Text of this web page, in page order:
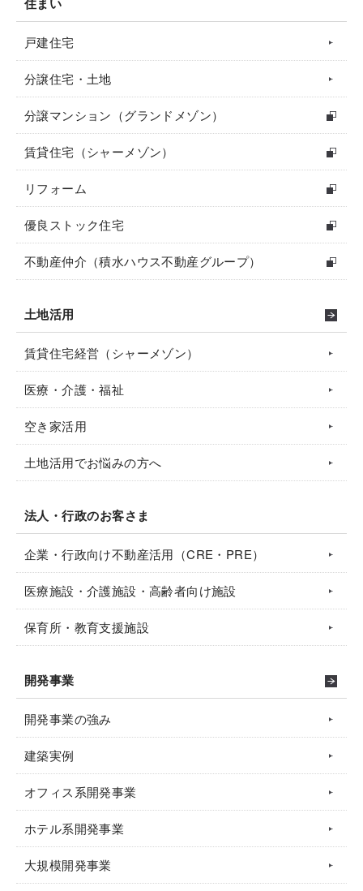
戸建住宅
分譲住宅・土地
分譲マンション（グランドメゾン）
賃貸住宅（シャーメゾン）
リフォーム
優良ストック住宅
不動産仲介（積水ハウス不動産グループ）
土地活用
賃貸住宅経営（シャーメゾン）
医療・介護・福祉
空き家活用
土地活用でお悩みの方へ
法人・行政のお客さま
企業・行政向け不動産活用（CRE・PRE）
医療施設・介護施設・高齢者向け施設
保育所・教育支援施設
開発事業
開発事業の強み
建築実例
オフィス系開発事業
ホテル系開発事業
大規模開発事業